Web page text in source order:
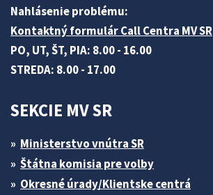
Nahlásenie problému:
Kontaktný formulár Call Centra MV SR
PO, UT, ŠT, PIA: 8.00 - 16.00
STREDA: 8.00 - 17.00
SEKCIE MV SR
Ministerstvo vnútra SR
Štátna komisia pre volby
Okresné úrady/Klientske centrá